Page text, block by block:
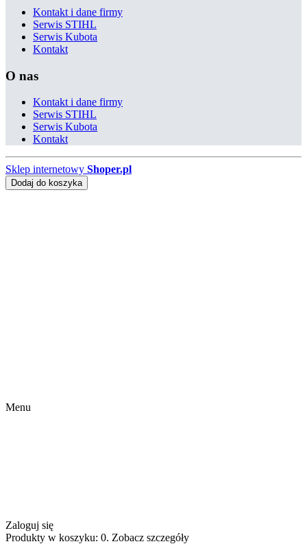
Kontakt i dane firmy
Serwis STIHL
Serwis Kubota
Kontakt
O nas
Kontakt i dane firmy
Serwis STIHL
Serwis Kubota
Kontakt
Sklep internetowy Shoper.pl
Dodaj do koszyka
Menu
Zaloguj się
Produkty w koszyku: 0. Zobacz szczegóły